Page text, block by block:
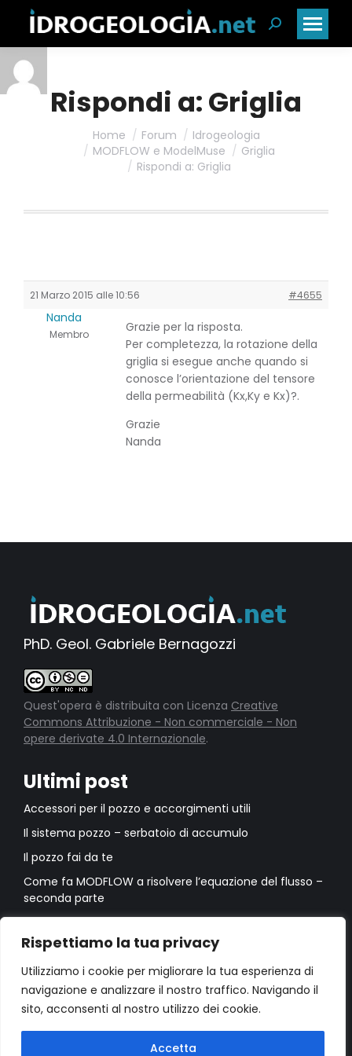
Rispettiamo la tua privacy
Utilizziamo i cookie per migliorare la tua esperienza di
navigazione e analizzare il nostro traffico. Navigando il
sito, acconsenti al nostro utilizzo dei cookie.
Accetta
Cerca:
Rispondi a: Griglia
Home Forum
Idrogeologia
MODFLOW e ModelMuse
Griglia
Rispondi a: Griglia
21 Marzo 2015 alle 10:56 #4655
Nanda
Membro
Grazie per la risposta.
Per completezza, la rotazione della
griglia si esegue anche quando si
conosce l’orientazione del tensore
della permeabilità (Kx,Ky e Kx)?.
Grazie
Nanda
PhD. Geol. Gabriele Bernagozzi
Quest'opera è distribuita con Licenza Creative
Commons Attribuzione - Non commerciale - Non
opere derivate 4.0 Internazionale.
Ultimi post
Accessori per il pozzo e accorgimenti utili
Il sistema pozzo – serbatoio di accumulo
Il pozzo fai da te
Come fa MODFLOW a risolvere l’equazione del flusso –
seconda parte
prima parte